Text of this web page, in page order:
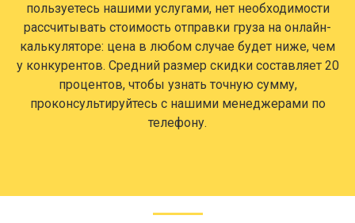
пользуетесь нашими услугами, нет необходимости
рассчитывать стоимость отправки груза на онлайн-
калькуляторе: цена в любом случае будет ниже, чем
у конкурентов. Средний размер скидки составляет 20
процентов, чтобы узнать точную сумму,
проконсультируйтесь с нашими менеджерами по
телефону.